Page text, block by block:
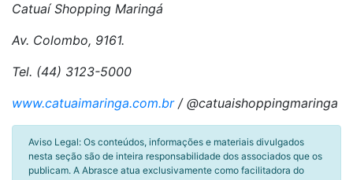
Catuaí Shopping Maringá
Av. Colombo, 9161.
Tel. (44) 3123-5000
www.catuaimaringa.com.br/ @catuaishoppingmaringa
Aviso Legal: Os conteúdos, informações e materiais divulgados
nesta seção são de inteira responsabilidade dos associados que os
publicam. A Abrasce atua exclusivamente como facilitadora do